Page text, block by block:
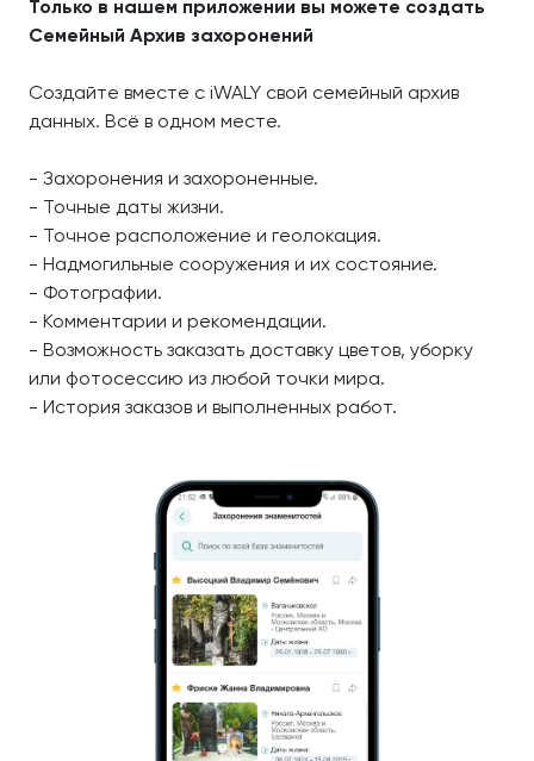
Только в нашем приложении вы можете создать
Семейный Архив захоронений
Создайте вместе с iWALY свой семейный архив
данных. Всё в одном месте.
- Захоронения и захороненные.
- Точные даты жизни.
- Точное расположение и геолокация.
- Надмогильные сооружения и их состояние.
- Фотографии.
- Комментарии и рекомендации.
- Возможность заказать доставку цветов, уборку
или фотосессию из любой точки мира.
- История заказов и выполненных работ.